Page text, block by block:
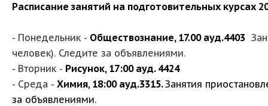
Расписание занятий на подготовительных курсах
- Понедельник - Обществознание, 17.00 ауд.4403
человек). Следите за объявлениями.
- Вторник - Рисунок, 17:00 ауд. 4424
- Среда - Химия, 18:00 ауд.3315.Занятия
за объявлениями.